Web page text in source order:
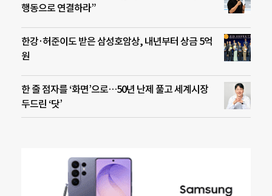
행동으로 연결하라”
한강·허준이도 받은 삼성호암상, 내년부터 상금 5억
원
한 줄 점자를 ‘화면’으로…50년 난제 풀고 세계시장
두드린 ‘닷’